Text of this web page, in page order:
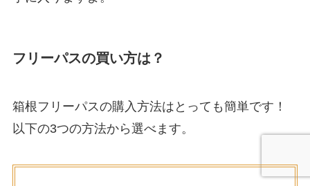
フリーパスの買い方は？
箱根フリーパスの購入方法はとっても簡単です！
以下の3つの方法から選べます。